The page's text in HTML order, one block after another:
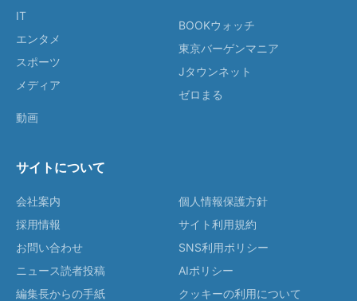
IT
エンタメ
スポーツ
メディア
動画
BOOKウォッチ
東京バーゲンマニア
Jタウンネット
ゼロまる
サイトについて
会社案内
採用情報
お問い合わせ
ニュース読者投稿
編集長からの手紙
個人情報保護方針
サイト利用規約
SNS利用ポリシー
AIポリシー
クッキーの利用について